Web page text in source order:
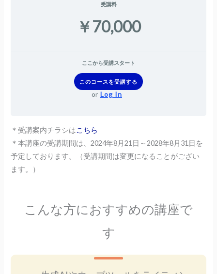
受講料
￥70,000
ここから受講スタート
このコースを受講する
or Log In
＊受講案内チラシはこちら
＊本講座の受講期間は、2024年8月21日～2028年8月31日 を
予定しております。（受講期間は変更になることがござい
ます。）
こんな方におすすめの講座で
す